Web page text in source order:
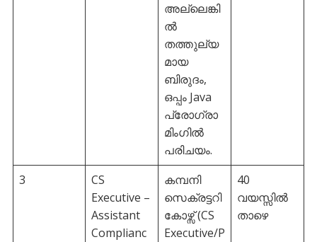
അല്ലെങ്കി
ൽ
തത്തുല്യ
മായ
ബിരുദം,
ഒപ്പം Java
പ്രോഗ്രാ
മിംഗിൽ
പരിചയം.
3
CS
Executive –
Assistant
Complianc
കമ്പനി
സെക്രട്ടറി
കോഴ്സ് (CS
Executive/P
40
വയസ്സിൽ
താഴെ